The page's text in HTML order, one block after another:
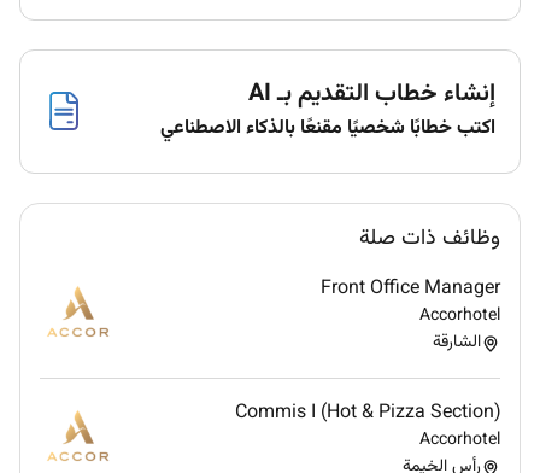
Developing E&I tie-in schedules for shutdown
periods ensuring all related drawings documents
and materials are arranged to meet project
deadlines.
Preparing redline mark-up drawings reflecting
site modifications and actual installation
Monitoring & reporting daily progress reports.
Preparing E&I work packages for construction
activities & coordinating closely with
construction team to ensure smooth execution
at site.
Highlight to procurement department if any
إنشاء خطاب التقديم بـ AI
اكتب خطابًا شخصيًا مقنعًا بالذكاء الاصطناعي
وظائف ذات صلة
Front Office Manager
Accorhotel
الشارقة
Commis I (Hot & Pizza Section)
Accorhotel
رأس الخيمة